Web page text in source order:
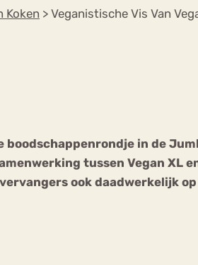
Koken > Veganistische Vis Van
boodschappenrondje in de
tussen Vegan
ook daadwerkelijk
Angst